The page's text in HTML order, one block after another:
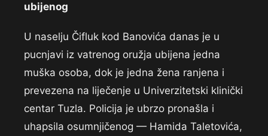
ubijenog
U naselju Čifluk kod Banovića danas je u
pucnjavi iz vatrenog oružja ubijena jedna
muška osoba, dok je jedna žena ranjena i
prevezena na liječenje u Univerzitetski klinički
centar Tuzla. Policija je ubrzo pronašla i
uhapsila osumnjičenog — Hamida Taletovića,